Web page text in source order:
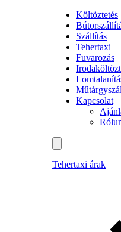
Költöztetés
Szállítás
Tehertaxi
Fuvarozás
Kapcsolat
Tehertaxi árak